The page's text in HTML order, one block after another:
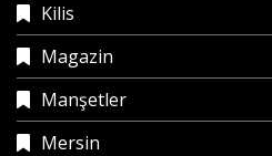
Kilis
Magazin
Manşetler
Mersin